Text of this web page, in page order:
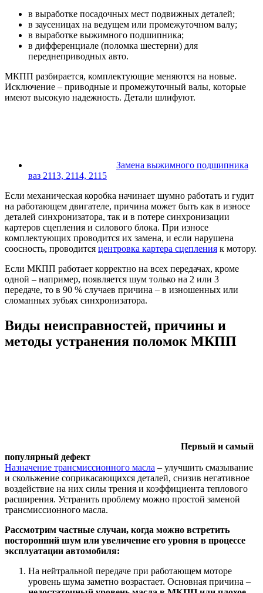
в выработке посадочных мест подвижных деталей;
в заусеницах на ведущем или промежуточном валу;
в выработке выжимного подшипника;
в дифференциале (поломка шестерни) для
переднеприводных авто.
МКПП разбирается, комплектующие меняются на новые.
Исключение – приводные и промежуточный валы, которые
имеют высокую надежность. Детали шлифуют.
Замена выжимного подшипника
ваз 2113, 2114, 2115
Если механическая коробка начинает шумно работать и гудит
на работающем двигателе, причина может быть как в износе
деталей синхронизатора, так и в потере синхронизации
картеров сцепления и силового блока. При износе
комплектующих проводится их замена, и если нарушена
соосность, проводится центровка картера сцепления к мотору.
Если МКПП работает корректно на всех передачах, кроме
одной – например, появляется шум только на 2 или 3
передаче, то в 90 % случаев причина – в изношенных или
сломанных зубьях синхронизатора.
Виды неисправностей, причины и
методы устранения поломок МКПП
Первый и самый
популярный дефект
Назначение трансмиссионного масла – улучшить смазывание
и скольжение соприкасающихся деталей, снизив негативное
воздействие на них силы трения и коэффициента теплового
расширения. Устранить проблему можно простой заменой
трансмиссионного масла.
Рассмотрим частные случаи, когда можно встретить
посторонний шум или увеличение его уровня в процессе
эксплуатации автомобиля:
На нейтральной передаче при работающем моторе
уровень шума заметно возрастает. Основная причина –